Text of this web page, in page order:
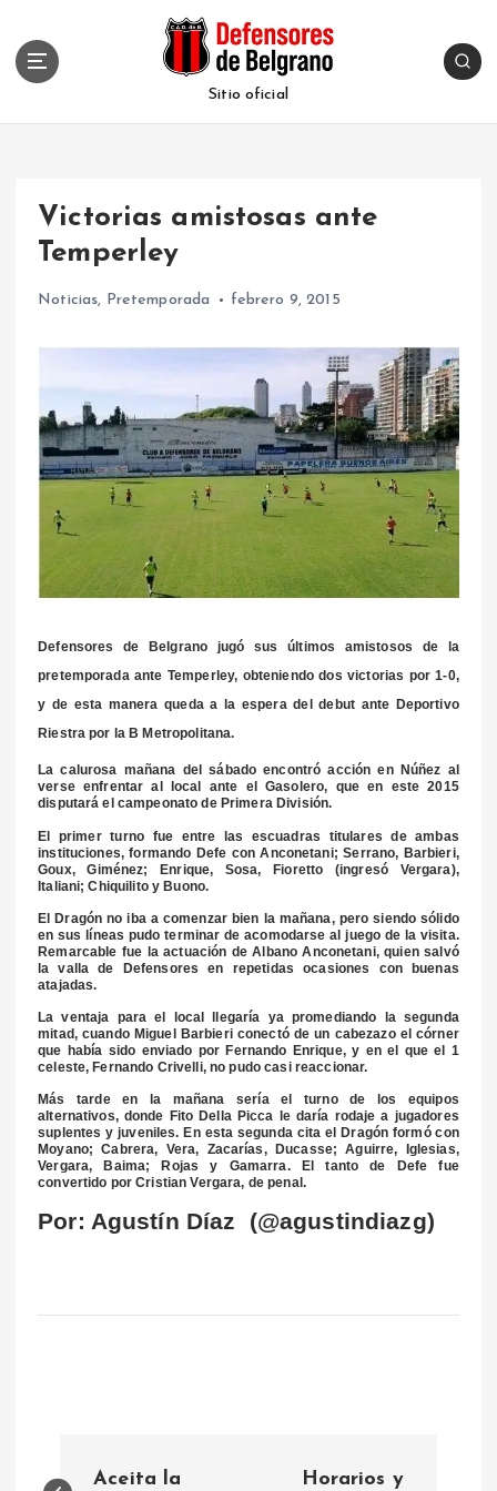
Sitio oficial
Victorias amistosas ante
Temperley
Noticias, Pretemporada febrero 9, 2015
Defensores de Belgrano jugó sus últimos amistosos de la
pretemporada ante Temperley, obteniendo dos victorias por 1-0,
y de esta manera queda a la espera del debut ante Deportivo
Riestra por la B Metropolitana.
La calurosa mañana del sábado encontró acción en Núñez al
verse enfrentar al local ante el Gasolero, que en este 2015
disputará el campeonato de Primera División.
El primer turno fue entre las escuadras titulares de ambas
instituciones, formando Defe con Anconetani; Serrano, Barbieri,
Goux, Giménez; Enrique, Sosa, Fioretto (ingresó Vergara),
Italiani; Chiquilito y Buono.
El Dragón no iba a comenzar bien la mañana, pero siendo sólido
en sus líneas pudo terminar de acomodarse al juego de la visita.
Remarcable fue la actuación de Albano Anconetani, quien salvó
la valla de Defensores en repetidas ocasiones con buenas
atajadas.
La ventaja para el local llegaría ya promediando la segunda
mitad, cuando Miguel Barbieri conectó de un cabezazo el córner
que había sido enviado por Fernando Enrique, y en el que el 1
celeste, Fernando Crivelli, no pudo casi reaccionar.
Más tarde en la mañana sería el turno de los equipos
alternativos, donde Fito Della Picca le daría rodaje a jugadores
suplentes y juveniles. En esta segunda cita el Dragón formó con
Moyano; Cabrera, Vera, Zacarías, Ducasse; Aguirre, Iglesias,
Vergara, Baima; Rojas y Gamarra. El tanto de Defe fue
convertido por Cristian Vergara, de penal.
Por: Agustín Díaz (@agustindiazg)
Aceita la
Horarios y